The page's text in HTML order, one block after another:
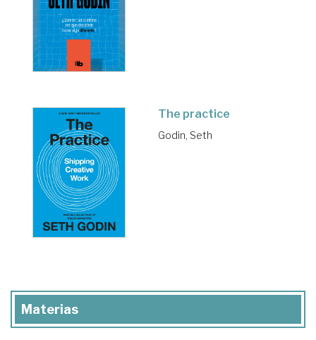
The practice
Godin, Seth
Materias